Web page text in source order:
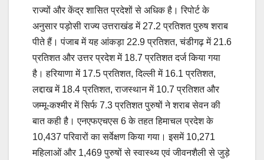
राज्यों और केंद्र शासित प्रदेशों से अधिक है। रिपोर्ट के
अनुसार पड़ोसी राज्य उत्तराखंड में 27.2 प्रतिशत पुरुष शराब
पीते हैं। पंजाब में यह आंकड़ा 22.9 प्रतिशत, चंडीगढ़ में 21.6
प्रतिशत और उत्तर प्रदेश में 18.7 प्रतिशत दर्ज किया गया
है। हरियाणा में 17.5 प्रतिशत, दिल्ली में 16.1 प्रतिशत,
लद्दाख में 18.4 प्रतिशत, राजस्थान में 10.7 प्रतिशत और
जम्मू-कश्मीर में सिर्फ 7.3 प्रतिशत पुरुषों ने शराब सेवन की
बात कही है। एनएफएचएस 6 के तहत हिमाचल प्रदेश के
10,437 परिवारों का सर्वेक्षण किया गया। इसमें 10,271
महिलाओं और 1,469 पुरुषों से स्वास्थ्य एवं जीवनशैली से जुड़े